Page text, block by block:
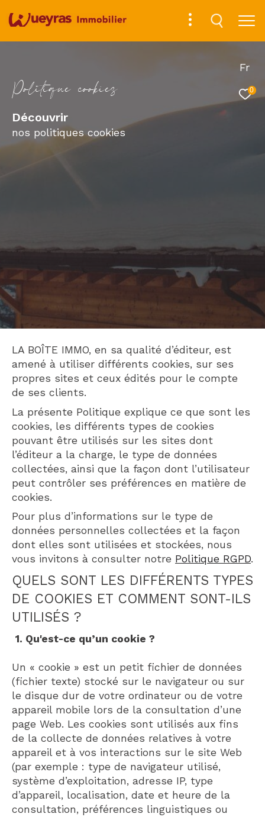
Fr
0
Politique cookies
Découvrir
nos politiques cookies
LA BOÎTE IMMO, en sa qualité d’éditeur, est
amené à utiliser différents cookies, sur ses
propres sites et ceux édités pour le compte
de ses clients.
La présente Politique explique ce que sont les
cookies, les différents types de cookies
pouvant être utilisés sur les sites dont
l’éditeur a la charge, le type de données
collectées, ainsi que la façon dont l’utilisateur
peut contrôler ses préférences en matière de
cookies.
Pour plus d’informations sur le type de
données personnelles collectées et la façon
dont elles sont utilisées et stockées, nous
vous invitons à consulter notre Politique RGPD.
QUELS SONT LES DIFFÉRENTS TYPES
DE COOKIES ET COMMENT SONT-ILS
UTILISÉS ?
1. Qu'est-ce qu’un cookie ?
Un « cookie » est un petit fichier de données
(fichier texte) stocké sur le navigateur ou sur
le disque dur de votre ordinateur ou de votre
appareil mobile lors de la consultation d’une
page Web. Les cookies sont utilisés aux fins
de la collecte de données relatives à votre
appareil et à vos interactions sur le site Web
(par exemple : type de navigateur utilisé,
système d’exploitation, adresse IP, type
d’appareil, localisation, date et heure de la
consultation, préférences linguistiques ou